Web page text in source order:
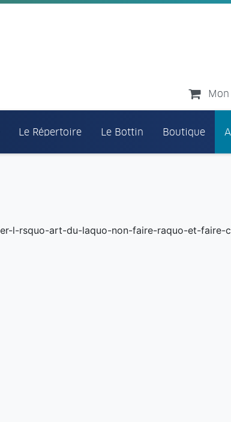
Le Répertoire Le Bottin Boutique
l-rsquo-art-du-laquo-non-faire-raquo-et-faire-